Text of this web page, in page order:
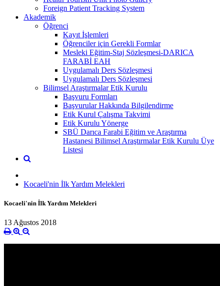
Foreign Patient Tracking System
Akademik
Öğrenci
Kayıt İşlemleri
Öğrenciler için Gerekli Formlar
Mesleki Eğitim-Staj Sözleşmesi-DARICA
FARABİ EAH
Uygulamalı Ders Sözleşmesi
Uygulamalı Ders Sözleşmesi
Bilimsel Araştırmalar Etik Kurulu
Başvuru Formları
Başvurular Hakkında Bilgilendirme
Etik Kurul Çalışma Takvimi
Etik Kurulu Yönerge
SBÜ Darıca Farabi Eğitim ve Araştırma
Hastanesi Bilimsel Araştırmalar Etik Kurulu Üye
Listesi
Kocaeli'nin İlk Yardım Melekleri
Kocaeli'nin İlk Yardım Melekleri
13 Ağustos 2018